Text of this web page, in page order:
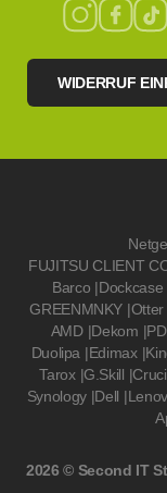
WIDERRUF
FUJITSU CLIENT
Barco |Dockcase
GREENMNKY |Otter
AMD |Dekom |
Duolipa |Edimax |
Tarox |G.Skill |
Synology |Dell |
2026 © Second IT